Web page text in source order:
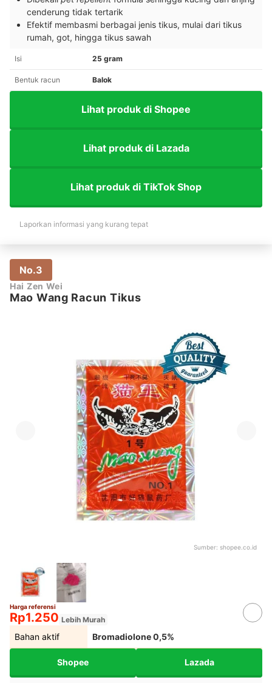
cenderung tidak tertarik
Efektif membasmi berbagai jenis tikus, mulai dari tikus
rumah, got, hingga tikus sawah
Isi 25 gram
Bentuk racun Balok
Lihat produk di Shopee
Lihat produk di Lazada
Lihat produk di TikTok Shop
Laporkan informasi yang kurang tepat
No.3
Hai Zen Wei
Mao Wang Racun Tikus
Sumber: shopee.co.id
Harga referensi
Rp1.250 Lebih Murah
Bahan aktif Bromadiolone 0,5%
Shopee Lazada